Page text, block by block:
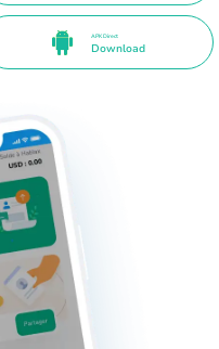
APK Direct
Download